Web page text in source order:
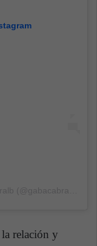
relación y